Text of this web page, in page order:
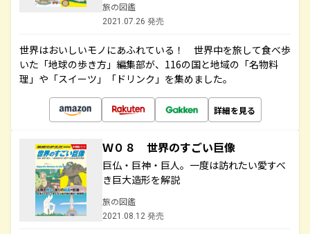
旅の図鑑
2021.07.26 発売
世界はおいしいモノにあふれている！ 世界中を旅して食べ歩
いた「地球の歩き方」編集部が、116の国と地域の「名物料
理」や「スイーツ」「ドリンク」を集めました。
詳細を見る
Ｗ０８ 世界のすごい巨像
巨仏・巨神・巨人。一度は訪れたい愛すべ
き巨大造形を解説
旅の図鑑
2021.08.12 発売